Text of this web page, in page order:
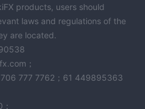
products, users should
laws and regulations of the
are located.
；
777 7762；61 449895363